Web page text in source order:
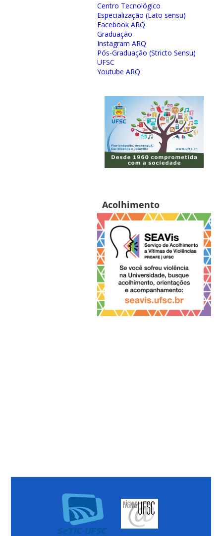
Centro Tecnológico
Especialização (Lato sensu)
Facebook ARQ
Graduação
Instagram ARQ
Pós-Graduação (Stricto Sensu)
UFSC
Youtube ARQ
Acolhimento